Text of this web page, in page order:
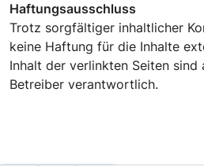
Haftungsausschluss
Trotz sorgfältiger inhaltlicher
keine Haftung für die Inhalte
Inhalt der verlinkten Seiten sind
Betreiber verantwortlich.